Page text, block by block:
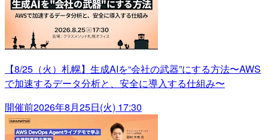
【8/25（火）札幌】生成AIを“会社の武器”にする方法〜AWS
で加速するデータ分析と、安全に導入する仕組み〜
開催前2026年8月25日(火) 17:30